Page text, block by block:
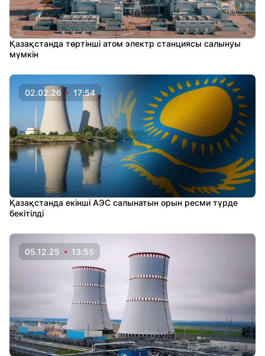
Қазақстанда төртінші атом электр станциясы салынуы
мүмкін
02.02.26 17:54
Қазақстанда екінші АЭС салынатын орын ресми түрде
бекітілді
05.12.25 13:55